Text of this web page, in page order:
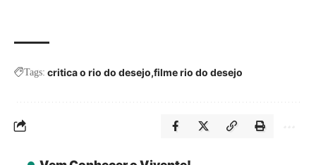
Tags: critica o rio do desejo filme rio do desejo